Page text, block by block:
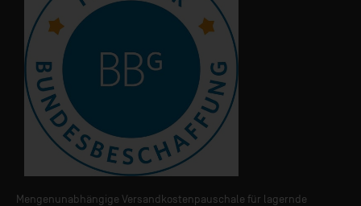
Mengenunabhängige Versandkostenpauschale für lagernde